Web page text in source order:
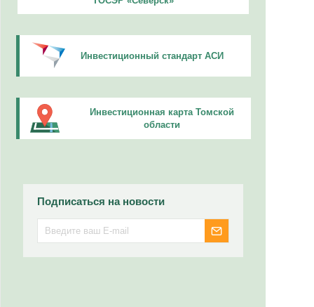
Инвестиционный стандарт АСИ
Инвестиционная карта Томской
области
Подписаться на новости